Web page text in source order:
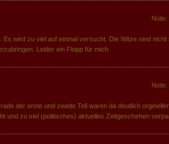
Note:
Es wird zu viel auf einmal versucht. Die Witze sind nicht
Leider ein Flopp für mich
Note:
der erste und zweite Teil waren da deutlich
und zu viel (politisches) aktuelles Zeitgeschehen